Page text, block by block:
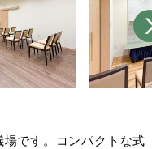
です。コンパクトな式